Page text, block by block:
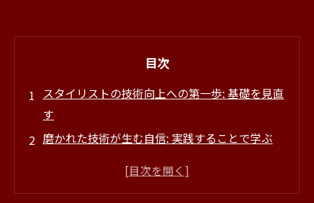
目次
スタイリストの技術向上への第一歩: 基礎を見直
す
磨かれた技術が生む自信: 実践することで学ぶ
お客様の反応が変わる瞬間: 技術向上の実感